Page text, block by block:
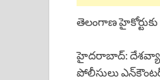
తెలంగాణ
హైదరాబాద్:
పోలీసులు